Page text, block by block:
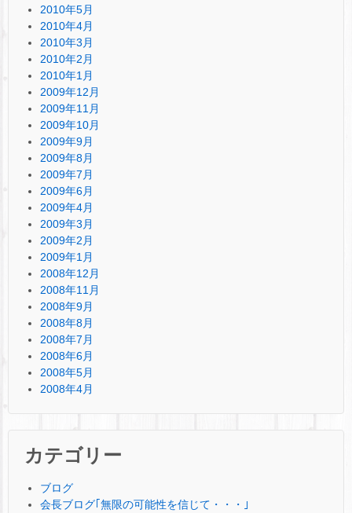
2010年5月
2010年4月
2010年3月
2010年2月
2010年1月
2009年12月
2009年11月
2009年10月
2009年9月
2009年8月
2009年7月
2009年6月
2009年4月
2009年3月
2009年2月
2009年1月
2008年12月
2008年11月
2008年9月
2008年8月
2008年7月
2008年6月
2008年5月
2008年4月
カテゴリー
ブログ
会長ブログ｢無限の可能性を信じて・・・｣